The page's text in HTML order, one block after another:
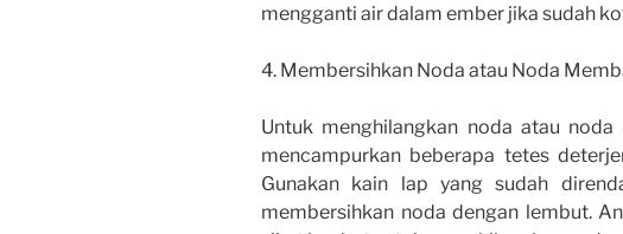
mengganti air dalam ember jika sudah
4. Membersihkan Noda atau Noda
Untuk menghilangkan noda atau
mencampurkan beberapa tetes
Gunakan kain lap yang sudah
membersihkan noda dengan lembut.